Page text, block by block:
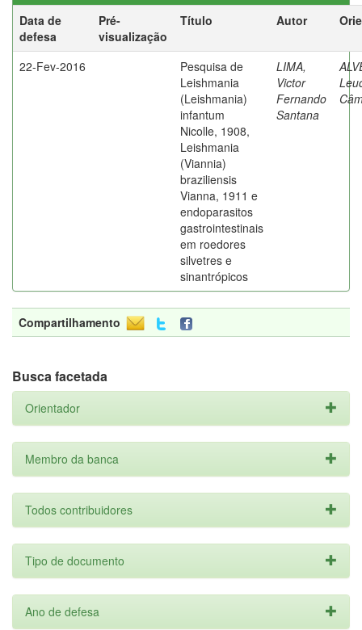
Data de
defesa
Pré-
visualização
Título Autor
22-Fev-2016
Pesquisa de
Leishmania
(Leishmania)
infantum
Nicolle, 1908,
Leishmania
(Viannia)
braziliensis
Vianna, 1911 e
endoparasitos
gastrointestinais
em roedores
silvetres e
sinantrópicos
LIMA,
Victor
Fernando
Santana
Compartilhamento
Busca facetada
Orientador
Membro da banca
Todos contribuidores
Tipo de documento
Ano de defesa